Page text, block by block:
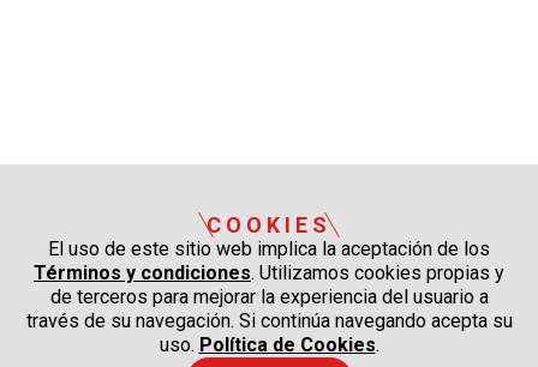
COOKIES
El uso de este sitio web implica la aceptación de los
Términos y condiciones. Utilizamos cookies propias y
de terceros para mejorar la experiencia del usuario a
través de su navegación. Si continúa navegando acepta su
uso. Política de Cookies.